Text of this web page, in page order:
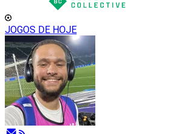
JOGOS DE HOJE